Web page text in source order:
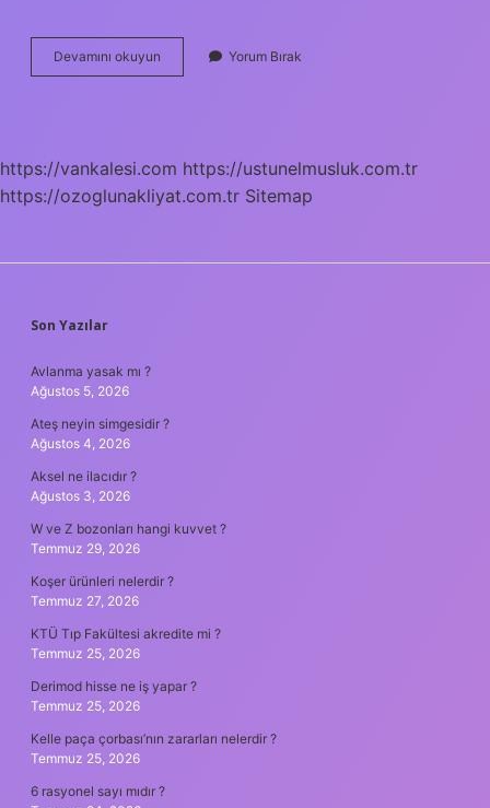
Devamını okuyun
Ihraç
Yorum Bırak
https://vankalesi.com https://ustunelmusluk.com.tr
https://ozoglunakliyat.com.tr Sitemap
SIDEBAR
Son Yazılar
Avlanma yasak mı ?
Ağustos 5, 2026
Ateş neyin simgesidir ?
Ağustos 4, 2026
Aksel ne ilacıdır ?
Ağustos 3, 2026
W ve Z bozonları hangi kuvvet ?
Temmuz 29, 2026
Koşer ürünleri nelerdir ?
Temmuz 27, 2026
KTÜ Tıp Fakültesi akredite mi ?
Temmuz 25, 2026
Derimod hisse ne iş yapar ?
Temmuz 25, 2026
Kelle paça çorbası’nın zararları nelerdir ?
Temmuz 25, 2026
6 rasyonel sayı mıdır ?